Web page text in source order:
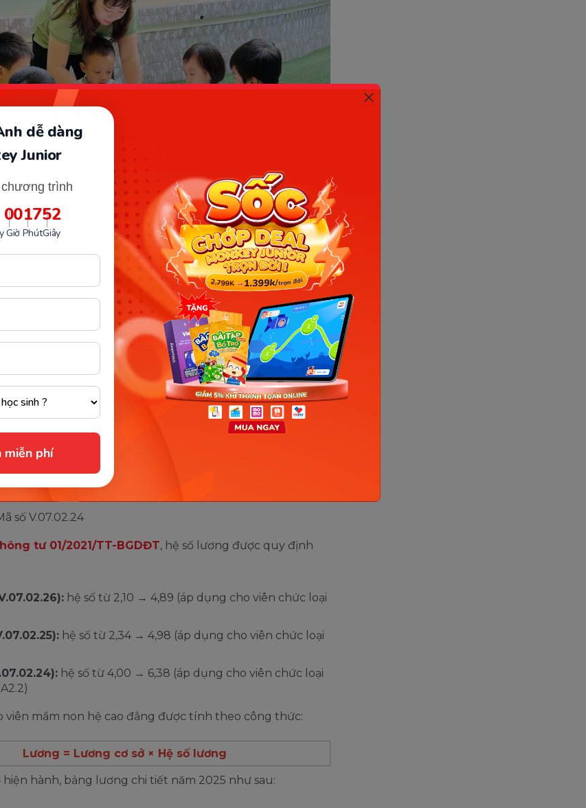
dễ dàng
Junior
trình
00
Giờ
17
Phút
51
Giây
miễn phí
là những cá nhân được đào tạo và có chứng chỉ tại các trường
cao đẳng sư phạm (Ảnh: Sưu tầm internet)
giáo viên mầm non hệ cao đẳng
quy định mới nhất
luật chưa có định nghĩa chính thức về giáo viên mầm non
thực tiễn hiểu rằng đây là giáo viên mầm non tốt
cao đẳng sư phạm giáo dục mầm non.
Thông tư 01/2021/TT-BGDĐT
, giáo viên mầm non hệ cao
theo các hạng chức danh nghề nghiệp sau:
Mã số V.07.02.26
số V.07.02.24
tư 01/2021/TT-BGDĐT, hệ số lương được quy định
hệ số từ 2,10 → 4,89 (áp dụng cho viên chức loại
hệ số từ 2,34 → 4,98 (áp dụng cho viên chức loại
hệ số từ 4,00 → 6,38 (áp dụng cho viên chức loại
viên mầm non hệ cao đẳng được tính theo công thức:
Lương = Lương cơ sở × Hệ số lương
hiện hành, bảng lương chi tiết năm 2025 như sau: